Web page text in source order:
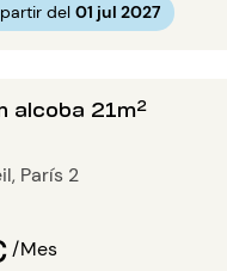
del 01 jul 2027
alcoba 21m²
París 2
/Mes